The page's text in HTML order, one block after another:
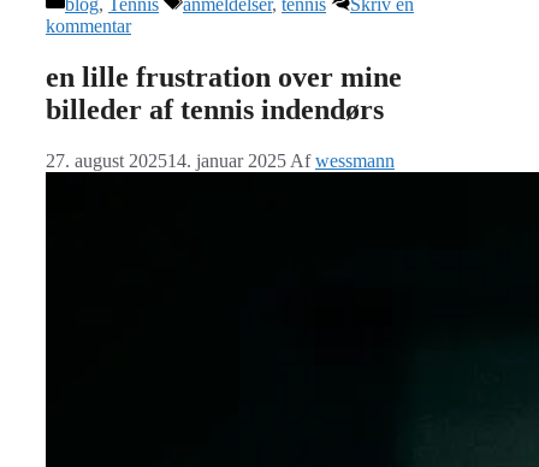
blog, Tennis anmeldelser, tennis
Skriv en
kommentar
en lille frustration over mine
billeder af tennis indendørs
27. august 202514. januar 2025 Afwessmann